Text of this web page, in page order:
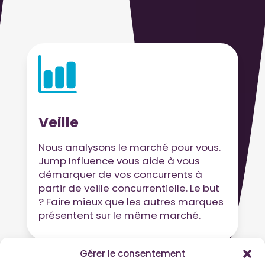
Gérer le consentement
Veille
Nous analysons le marché pour vous.
Jump Influence vous aide à vous
démarquer de vos concurrents à
partir de veille concurrentielle. Le but
? Faire mieux que les autres marques
présentent sur le même marché.